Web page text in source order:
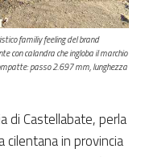
familiy feeling del brand
con calandra che ingloba il marchio
passo 2.697 mm, lunghezza
di Castellabate, perla
cilentana in provincia